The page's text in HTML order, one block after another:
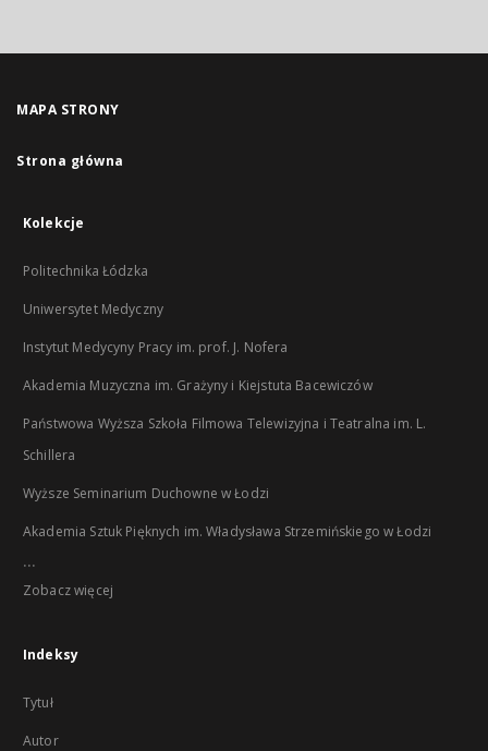
MAPA STRONY
Strona główna
Kolekcje
Politechnika Łódzka
Uniwersytet Medyczny
Instytut Medycyny Pracy im. prof. J. Nofera
Akademia Muzyczna im. Grażyny i Kiejstuta Bacewiczów
Państwowa Wyższa Szkoła Filmowa Telewizyjna i Teatralna im. L.
Schillera
Wyższe Seminarium Duchowne w Łodzi
Akademia Sztuk Pięknych im. Władysława Strzemińskiego w Łodzi
...
Zobacz więcej
Indeksy
Tytuł
Autor